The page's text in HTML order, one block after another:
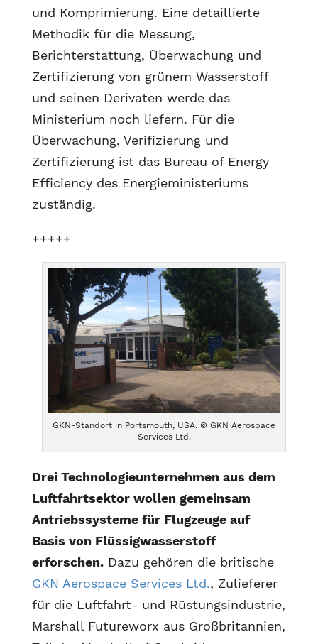
und Komprimierung. Eine detaillierte
Methodik für die Messung,
Berichterstattung, Überwachung und
Zertifizierung von grünem Wasserstoff
und seinen Derivaten werde das
Ministerium noch liefern. Für die
Überwachung, Verifizierung und
Zertifizierung ist das Bureau of Energy
Efficiency des Energieministeriums
zuständig.
+++++
GKN-Standort in Portsmouth, USA. © GKN Aerospace
Services Ltd.
Drei Technologieunternehmen aus dem
Luftfahrtsektor wollen gemeinsam
Antriebssysteme für Flugzeuge auf
Basis von Flüssigwasserstoff
erforschen.Dazu gehören die britische
GKN Aerospace Services Ltd., Zulieferer
für die Luftfahrt- und Rüstungsindustrie,
Marshall Futureworx aus Großbritannien,